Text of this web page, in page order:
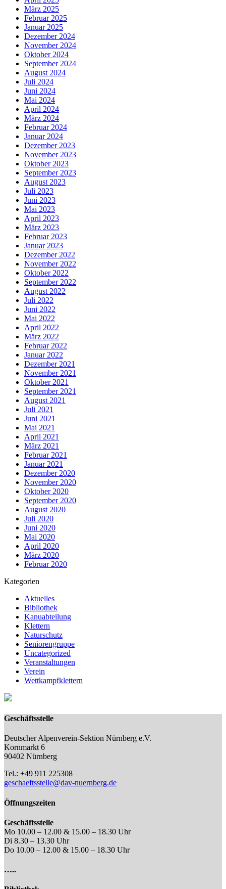
März 2025
Februar 2025
Januar 2025
Dezember 2024
November 2024
Oktober 2024
September 2024
August 2024
Juli 2024
Juni 2024
Mai 2024
April 2024
März 2024
Februar 2024
Januar 2024
Dezember 2023
November 2023
Oktober 2023
September 2023
August 2023
Juli 2023
Juni 2023
Mai 2023
April 2023
März 2023
Februar 2023
Januar 2023
Dezember 2022
November 2022
Oktober 2022
September 2022
August 2022
Juli 2022
Juni 2022
Mai 2022
April 2022
März 2022
Februar 2022
Januar 2022
Dezember 2021
November 2021
Oktober 2021
September 2021
August 2021
Juli 2021
Juni 2021
Mai 2021
April 2021
März 2021
Februar 2021
Januar 2021
Dezember 2020
November 2020
Oktober 2020
September 2020
August 2020
Juli 2020
Juni 2020
Mai 2020
April 2020
März 2020
Februar 2020
Kategorien
Aktuelles
Bibliothek
Kanuabteilung
Klettern
Naturschutz
Seniorengruppe
Uncategorized
Veranstaltungen
Verein
Wettkampfklettern
Geschäftsstelle
Deutscher Alpenverein-Sektion Nürnberg e.V.
Kornmarkt 6
90402 Nürnberg
Tel.: +49 911 225308
geschaeftsstelle@dav-nuernberg.de
Öffnungszeiten
Geschäftsstelle
Mo 10.00 – 12.00 & 15.00 – 18.30 Uhr
Di 8.30 – 13.30 Uhr
Do 10.00 – 12.00 & 15.00 – 18.30 Uhr
…..